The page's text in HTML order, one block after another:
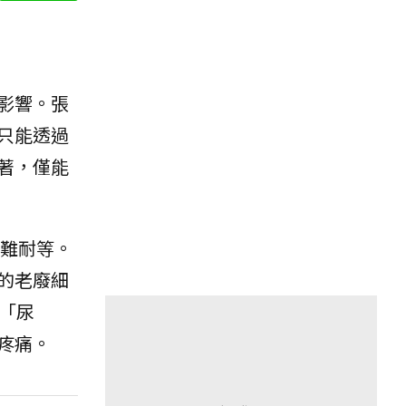
響。張
能透過
，僅能
耐等。
老廢細
尿
痛。